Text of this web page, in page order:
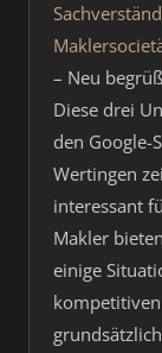
– Neu
Diese drei
den Google-
Wertingen
interessant
Makler
einige